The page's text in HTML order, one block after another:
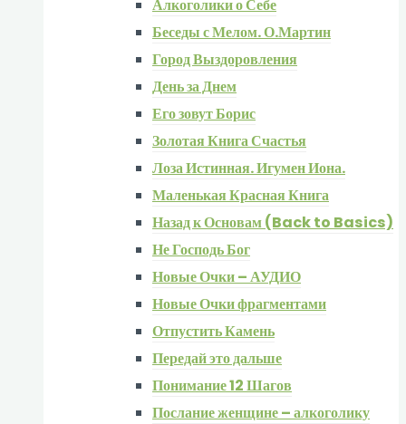
Алкоголики о Себе
Беседы с Мелом. О.Мартин
Город Выздоровления
День за Днем
Его зовут Борис
Золотая Книга Счастья
Лоза Истинная. Игумен Иона.
Маленькая Красная Книга
Назад к Основам (Back to Basics)
Не Господь Бог
Новые Очки – АУДИО
Новые Очки фрагментами
Отпустить Камень
Передай это дальше
Понимание 12 Шагов
Послание женщине – алкоголику